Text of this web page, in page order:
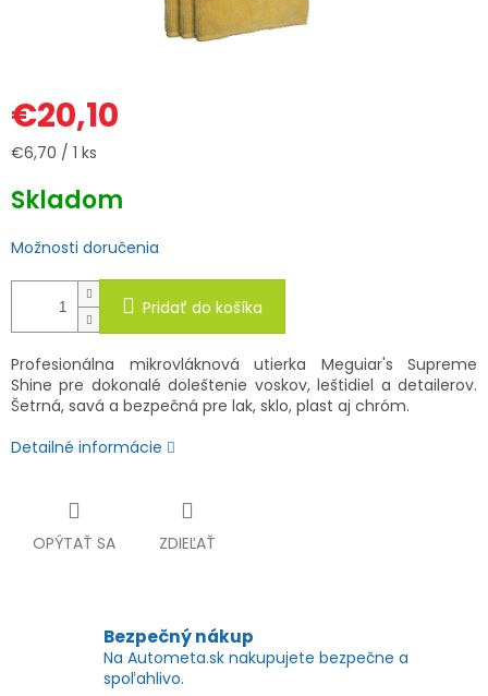
€20,10
Jednotková
€6,70 / 1 ks
Skladom
Možnosti doručenia
Pridať do košíka
Profesionálna mikrovláknová utierka Meguiar's Supreme
Shine pre dokonalé doleštenie voskov, leštidiel a detailerov.
Šetrná, savá a bezpečná pre lak, sklo, plast aj chróm.
Detailné informácie
OPÝTAŤ SA ZDIEĽAŤ
Bezpečný nákup
Na Autometa.sk nakupujete bezpečne a
spoľahlivo.